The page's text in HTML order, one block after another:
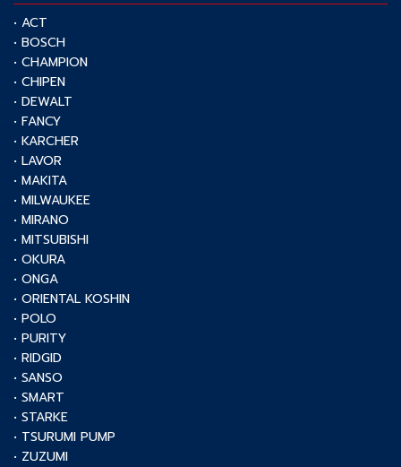
• ACT
• BOSCH
• CHAMPION
• CHIPEN
• DEWALT
• FANCY
• KARCHER
• LAVOR
• MAKITA
• MILWAUKEE
• MIRANO
• MITSUBISHI
• OKURA
• ONGA
• ORIENTAL KOSHIN
• POLO
• PURITY
• RIDGID
• SANSO
• SMART
• STARKE
• TSURUMI PUMP
• ZUZUMI